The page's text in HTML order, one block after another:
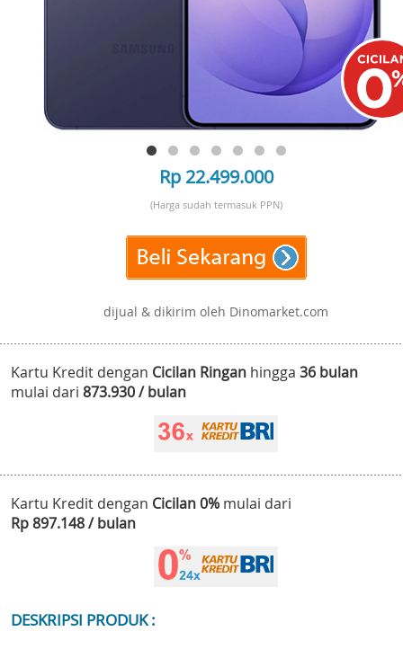
Rp 22.499.000
(Harga sudah termasuk PPN)
dijual & dikirim oleh Dinomarket.com
Kartu Kredit dengan Cicilan Ringan hingga 36 bulan
mulai dari 873.930 / bulan
Kartu Kredit dengan Cicilan 0% mulai dari
Rp 897.148 / bulan
DESKRIPSI PRODUK :